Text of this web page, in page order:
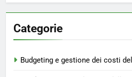
Categorie
Budgeting e gestione dei costi